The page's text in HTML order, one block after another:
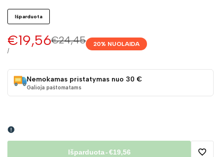
Išparduota
Įprasta
€24,45
Pardavimo
kaina
€19,56
VIENETO
/
20% NUOLAIDA
Nemokamas pristatymas nuo 30 €
Galioja paštomatams
Išparduota-€19,56